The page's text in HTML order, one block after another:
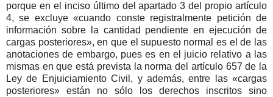
porque en el inciso último del apartado 3 del propio artículo
4, se excluye «cuando conste registralmente petición de
información sobre la cantidad pendiente en ejecución de
cargas posteriores», en que el supuesto normal es el de las
anotaciones de embargo, pues es en el juicio relativo a las
mismas en que está prevista la norma del artículo 657 de la
Ley de Enjuiciamiento Civil, y además, entre las «cargas
posteriores» están no sólo los derechos inscritos sino